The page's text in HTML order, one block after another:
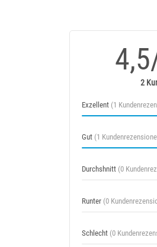
2
Exzellent (1
Gut (1
Durchshnitt (0
Runter (0
Schlecht (0